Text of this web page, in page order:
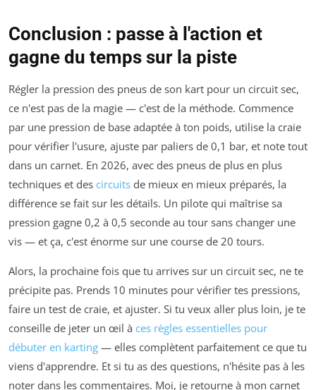
Conclusion : passe à l'action et
gagne du temps sur la piste
Régler la pression des pneus de son kart pour un circuit sec,
ce n'est pas de la magie — c'est de la méthode. Commence
par une pression de base adaptée à ton poids, utilise la craie
pour vérifier l'usure, ajuste par paliers de 0,1 bar, et note tout
dans un carnet. En 2026, avec des pneus de plus en plus
techniques et des circuits de mieux en mieux préparés, la
différence se fait sur les détails. Un pilote qui maîtrise sa
pression gagne 0,2 à 0,5 seconde au tour sans changer une
vis — et ça, c'est énorme sur une course de 20 tours.
Alors, la prochaine fois que tu arrives sur un circuit sec, ne te
précipite pas. Prends 10 minutes pour vérifier tes pressions,
faire un test de craie, et ajuster. Si tu veux aller plus loin, je te
conseille de jeter un œil à ces règles essentielles pour
débuter en karting — elles complètent parfaitement ce que tu
viens d'apprendre. Et si tu as des questions, n'hésite pas à les
noter dans les commentaires. Moi, je retourne à mon carnet